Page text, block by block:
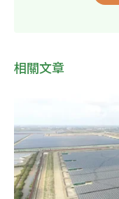
相關文章